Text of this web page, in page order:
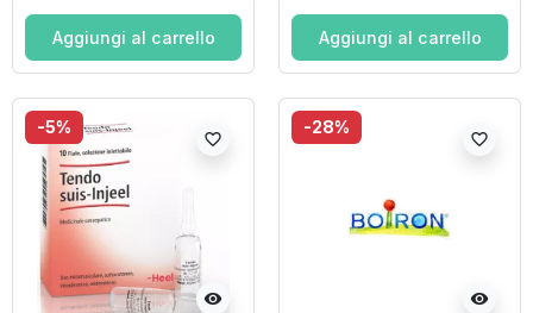
Aggiungi al carrello Aggiungi al carrello
-5%
visibility
favorite_border
-28%
visibility
favorite_border